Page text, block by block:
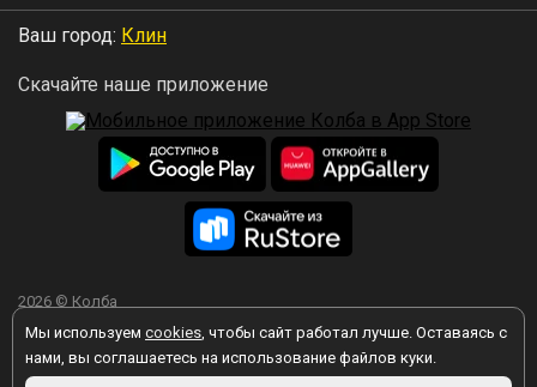
Мы используем cookies, чтобы сайт работал лучше. Оставаясь с
нами, вы соглашаетесь на использование файлов куки.
Ваш город: Клин
Скачайте наше приложение
2026 © Колба